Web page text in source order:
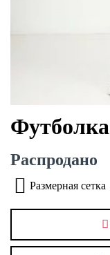
Футболка
Распродано
Размерная сетка